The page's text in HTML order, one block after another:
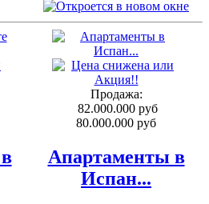
Продажа:
82.000.000 руб
80.000.000 руб
Апартаменты в
Испан...